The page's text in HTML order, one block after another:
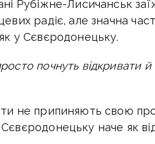
Рубіжне-Лисичанськ
радіє, але значна
у Сєвєродонецьку.
почнуть відкривати
не припиняють свою
Сєвєродонецьку наче як